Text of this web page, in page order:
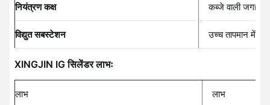
नियंत्रण कक्ष कब्जे वाली जगहों के
विद्युत सबस्टेशन उच्च तापमान में
XINGJIN IG सिलेंडर लाभः
लाभ लाभ